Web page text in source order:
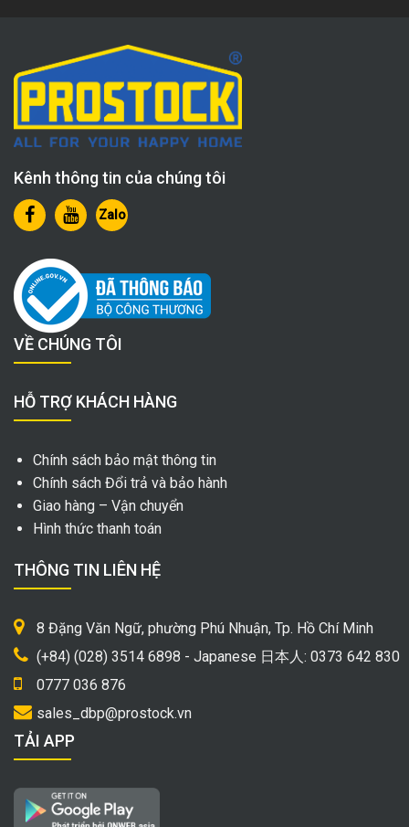
Kênh thông tin của chúng tôi
Zalo
VỀ CHÚNG TÔI
HỖ TRỢ KHÁCH HÀNG
Chính sách bảo mật thông tin
Chính sách Đổi trả và bảo hành
Giao hàng – Vận chuyển
Hình thức thanh toán
THÔNG TIN LIÊN HỆ
8 Đặng Văn Ngữ, phường Phú Nhuận, Tp. Hồ Chí Minh
(+84) (028) 3514 6898 - Japanese 日本人: 0373 642 830
0777 036 876
sales_dbp@prostock.vn
TẢI APP